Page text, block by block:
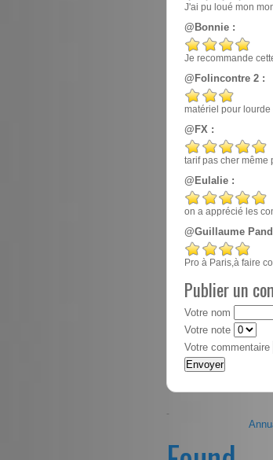
J'ai pu loué mon
@Bonnie :
Je recommande
@Folincontre 2 :
matériel pour
@FX :
tarif pas cher même
@Eulalie :
on a apprécié les
@Guillaume
Pro à Paris,à faire
Publier un
Votre nom
Votre note
Votre commentaire
-